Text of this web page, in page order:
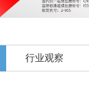
行业观察